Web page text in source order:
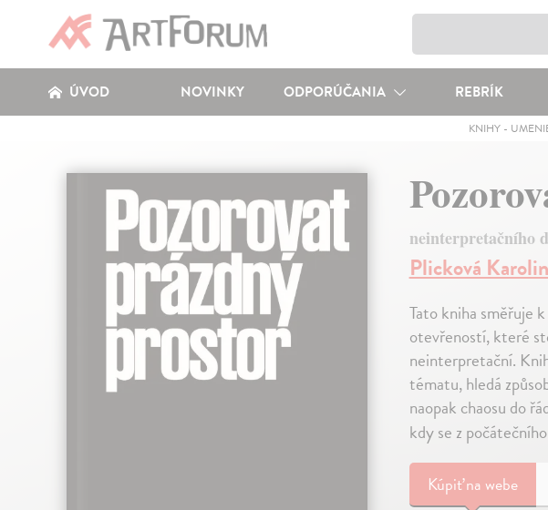
ÚVOD NOVINKY ODPORÚČANIA REBRÍK
KNIHY -
neinterpretačního
Plicková
Tato kniha směřuje
otevřeností, které
neinterpretační.
tématu, hledá
naopak chaosu do
kdy se z
Kúpiťna webe